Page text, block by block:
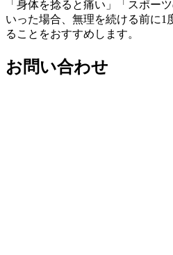
「身体を捻ると痛い」「スポー
いった場合、無理を続ける前に1
ることをおすすめします。
お問い合わせ